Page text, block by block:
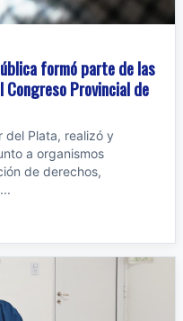
formó parte de las
Provincial de
del Plata, realizó y
a organismos
de derechos,